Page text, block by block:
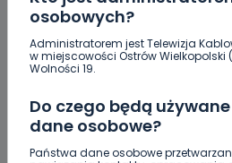
osobowych?
Administratorem jest Telewizja
w miejscowości Ostrów Wielkopolski
Wolności 19.
Do czego będą
dane osobowe?
Państwa dane osobowe
HOT REGION WIADOMOŚCI
„Niezwykli ludzie, niezwykłe
niezwykłe historie!”. Odyseja
Antonińska – dzień
06.08.2026 20:13